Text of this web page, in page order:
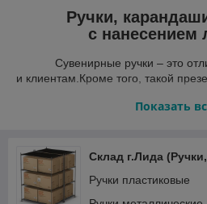
Ручки,
с нанесением
Сувенирные ручки – это
и клиентам.Кроме того, такой
презентациях и конференциях.
современное оборудование,
реальными все пожелания
Мы предлагаем множество
Показать
Склад г.Лида
Ручки пластиковые